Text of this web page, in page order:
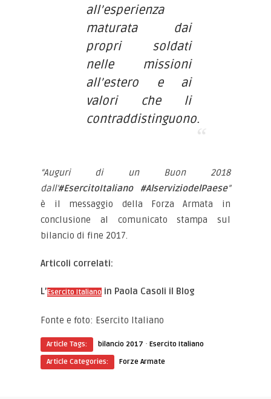
all’esperienza
maturata dai
propri soldati
nelle missioni
all’estero e ai
valori che li
contraddistinguono.
“Auguri di un Buon 2018
dall’#EsercitoItaliano #AlserviziodelPaese”
è il messaggio della Forza Armata in
conclusione al comunicato stampa sul
bilancio di fine 2017.
Articoli correlati:
L’Esercito Italiano in Paola Casoli il Blog
Fonte e foto: Esercito Italiano
Article Tags: bilancio 2017 ·Esercito Italiano
Article Categories:
Forze Armate